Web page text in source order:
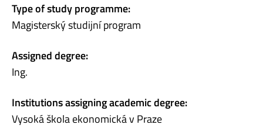
Type of study programme:
Magisterský studijní program
Assigned degree:
Ing.
Institutions assigning academic degree:
Vysoká škola ekonomická v Praze